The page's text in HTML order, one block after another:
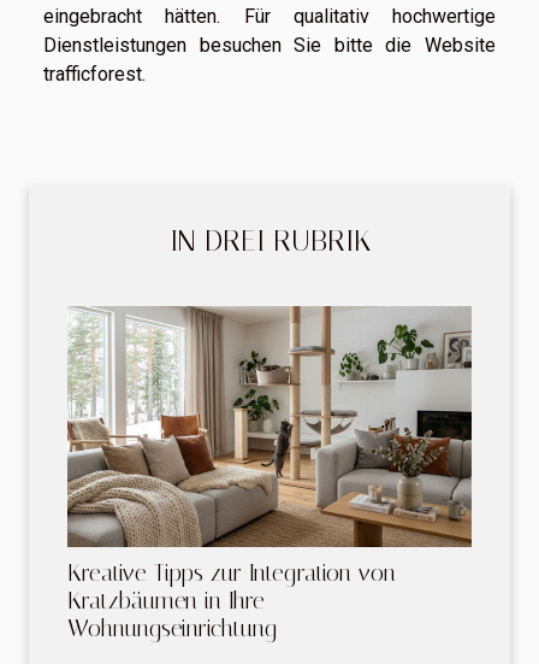
eingebracht hätten. Für qualitativ hochwertige
Dienstleistungen besuchen Sie bitte die Website
trafficforest.
IN DREI RUBRIK
Kreative Tipps zur Integration von
Kratzbäumen in Ihre
Wohnungseinrichtung